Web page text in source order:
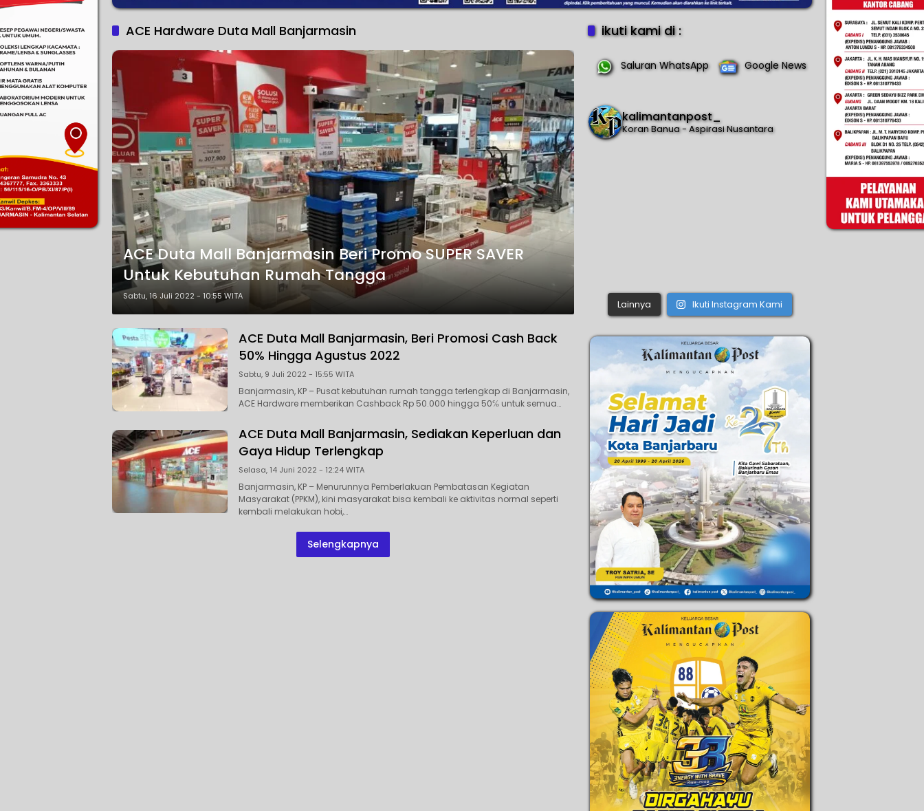
ACE Hardware Duta Mall Banjarmasin
ACE Duta Mall Banjarmasin Beri Promo SUPER SAVER
Untuk Kebutuhan Rumah Tangga
Sabtu, 16 Juli 2022 - 10:55 WITA
ACE Duta Mall Banjarmasin, Beri Promosi Cash Back
50% Hingga Agustus 2022
Sabtu, 9 Juli 2022 - 15:55 WITA
Banjarmasin, KP – Pusat kebutuhan rumah tangga terlengkap di Banjarmasin,
ACE Hardware memberikan Cashback Rp 50.000 hingga 50℅ untuk semua…
ACE Duta Mall Banjarmasin, Sediakan Keperluan dan
Gaya Hidup Terlengkap
Selasa, 14 Juni 2022 - 12:24 WITA
Banjarmasin, KP – Menurunnya Pemberlakuan Pembatasan Kegiatan
Masyarakat (PPKM), kini masyarakat bisa kembali ke aktivitas normal seperti
kembali melakukan hobi,…
Selengkapnya
ikuti kami di :
Saluran WhatsApp Google News
kalimantanpost_
Koran Banua - Aspirasi Nusantara
Lainnya Ikuti Instagram Kami